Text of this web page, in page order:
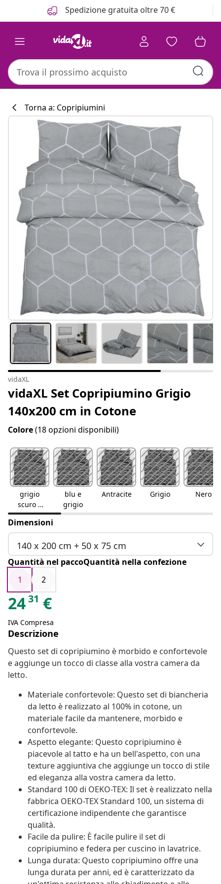
Spedizione gratuita oltre 70 €
Torna a: Copripiumini
vidaXL
vidaXL Set Copripiumino Grigio
140x200 cm in Cotone
Colore(18 opzioni disponibili)
grigio
scuro e
bianco
blu e
grigio
Antracite Grigio Nero
Dimensioni
140 x 200 cm + 50 x 75 cm
Quantità nel paccoQuantità nella confezione
1
2
2431 €
IVA Compresa
Descrizione
Questo set di copripiumino è morbido e confortevole
e aggiunge un tocco di classe alla vostra camera da
letto.
Materiale confortevole: Questo set di biancheria
da letto è realizzato al 100% in cotone, un
materiale facile da mantenere, morbido e
confortevole.
Aspetto elegante: Questo copripiumino è
piacevole al tatto e ha un bell'aspetto, con una
texture aggiuntiva che aggiunge un tocco di stile
ed eleganza alla vostra camera da letto.
Standard 100 di OEKO-TEX: Il set è realizzato nella
fabbrica OEKO-TEX Standard 100, un sistema di
certificazione indipendente che garantisce
qualità.
Facile da pulire: È facile pulire il set di
copripiumino e federa per cuscino in lavatrice.
Lunga durata: Questo copripiumino offre una
lunga durata per anni, ed è caratterizzato da